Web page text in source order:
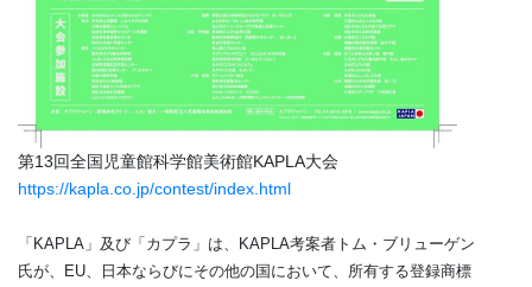
第13回全国児童館科学館美術館KAPLA大会
https://kapla.co.jp/contest/index.html
「KAPLA」及び「カプラ」は、KAPLA考案者トム・ブリューゲン
氏が、EU、日本ならびにその他の国において、所有する登録商標